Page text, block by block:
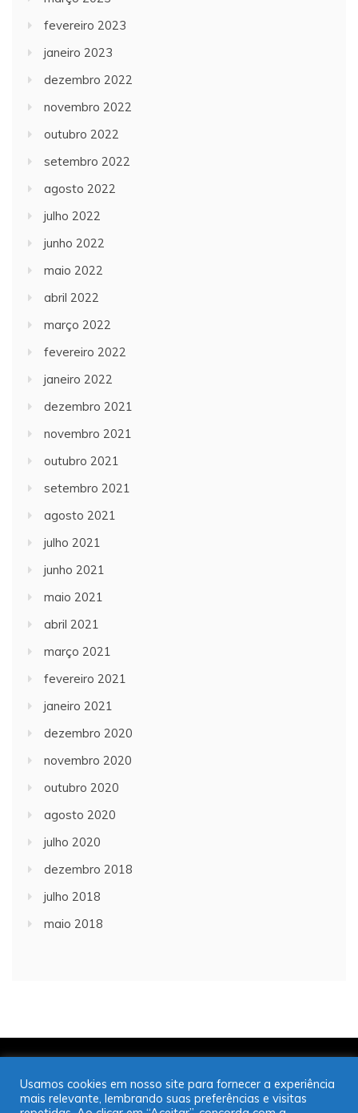
fevereiro 2023
janeiro 2023
dezembro 2022
novembro 2022
outubro 2022
setembro 2022
agosto 2022
julho 2022
junho 2022
maio 2022
abril 2022
março 2022
fevereiro 2022
janeiro 2022
dezembro 2021
novembro 2021
outubro 2021
setembro 2021
agosto 2021
julho 2021
junho 2021
maio 2021
abril 2021
março 2021
fevereiro 2021
janeiro 2021
dezembro 2020
novembro 2020
outubro 2020
agosto 2020
julho 2020
dezembro 2018
julho 2018
maio 2018
99725-9952
Usamos cookies em nosso site para fornecer a experiência
mais relevante, lembrando suas preferências e visitas